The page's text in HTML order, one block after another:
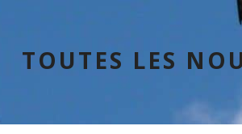
TOUTES LES